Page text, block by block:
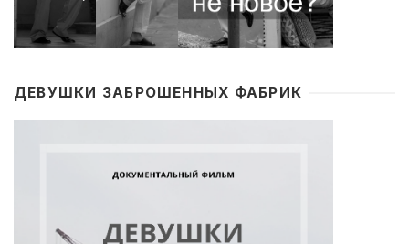
ДЕВУШКИ ЗАБРОШЕННЫХ ФАБРИК